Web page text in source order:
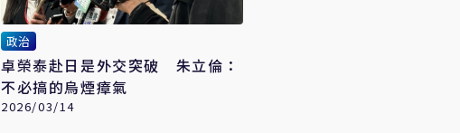
政治
卓榮泰赴日是外交突破 朱立倫：
不必搞的烏煙瘴氣
2026/03/14